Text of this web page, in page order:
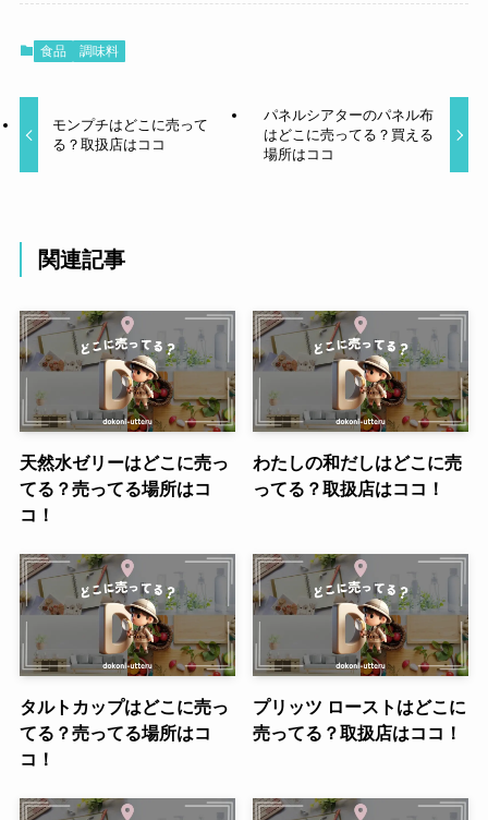
食品 調味料
モンプチはどこに売って
る？取扱店はココ
パネルシアターのパネル布
はどこに売ってる？買える
場所はココ
関連記事
天然水ゼリーはどこに売っ
てる？売ってる場所はコ
コ！
わたしの和だしはどこに売
ってる？取扱店はココ！
タルトカップはどこに売っ
てる？売ってる場所はコ
コ！
プリッツ ローストはどこに
売ってる？取扱店はココ！